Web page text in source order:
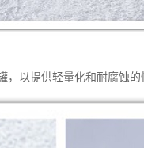
，以提供轻量化和耐腐蚀的